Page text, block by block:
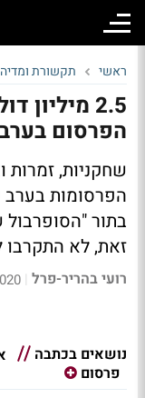
ראשי תקשורת ומדיה
הפרסום
שחקניות, זמרות
הפרסומות
בתור
זאת, לא התקרבו
רועי בהריר-פרל |
נושאים בכתבה
פרסום